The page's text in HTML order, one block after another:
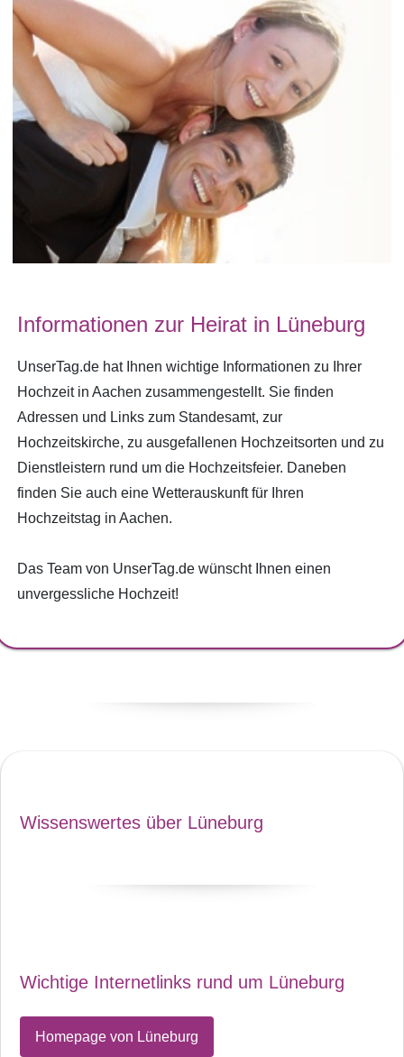
Informationen zur Heirat in Lüneburg
UnserTag.de hat Ihnen wichtige Informationen zu Ihrer
Hochzeit in Aachen zusammengestellt. Sie finden
Adressen und Links zum Standesamt, zur
Hochzeitskirche, zu ausgefallenen Hochzeitsorten und zu
Dienstleistern rund um die Hochzeitsfeier. Daneben
finden Sie auch eine Wetterauskunft für Ihren
Hochzeitstag in Aachen.
Das Team von UnserTag.de wünscht Ihnen einen
unvergessliche Hochzeit!
Wissenswertes über Lüneburg
Wichtige Internetlinks rund um Lüneburg
Homepage von Lüneburg